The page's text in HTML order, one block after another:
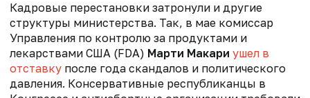
Кадровые перестановки затронули и другие
структуры министерства. Так, в мае комиссар
Управления по контролю за продуктами и
лекарствами США (FDA) Марти Макари ушел в
отставку после года скандалов и политического
давления. Консервативные республиканцы в